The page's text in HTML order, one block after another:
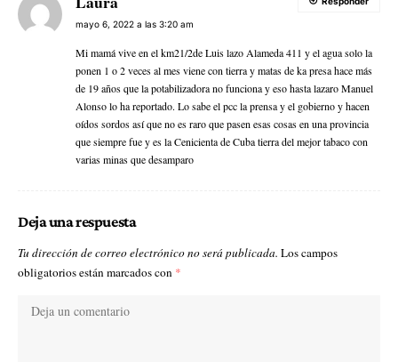
mayo 6, 2022 a las 3:20 am
Mi mamá vive en el km21/2de Luis lazo Alameda 411 y el agua solo la
ponen 1 o 2 veces al mes viene con tierra y matas de ka presa hace más
de 19 años que la potabilizadora no funciona y eso hasta lazaro Manuel
Alonso lo ha reportado. Lo sabe el pcc la prensa y el gobierno y hacen
oídos sordos así que no es raro que pasen esas cosas en una provincia
que siempre fue y es la Cenicienta de Cuba tierra del mejor tabaco con
varias minas que desamparo
Deja una respuesta
Tu dirección de correo electrónico no será publicada. Los campos
obligatorios están marcados con *